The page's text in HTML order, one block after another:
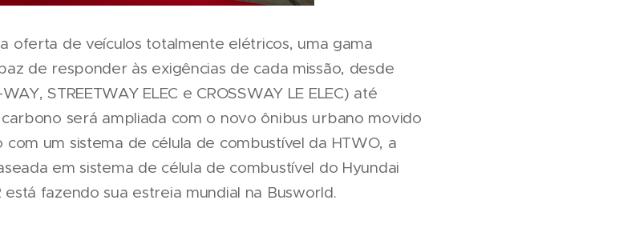
oferta de veículos totalmente elétricos, uma gama
de responder às exigências de cada missão, desde
STREETWAY ELEC e CROSSWAY LE ELEC) até
carbono será ampliada com o novo ônibus urbano movido
um sistema de célula de combustível da HTWO, a
em sistema de célula de combustível do Hyundai
fazendo sua estreia mundial na Busworld.